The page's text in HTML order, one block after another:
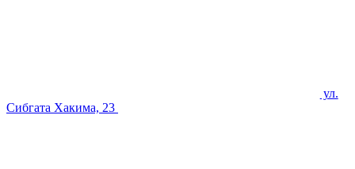
ул.
Сибгата Хакима, 23